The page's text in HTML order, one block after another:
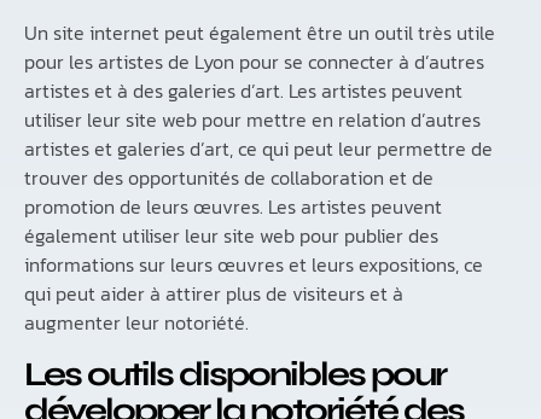
Un site internet peut également être un outil très utile
pour les artistes de Lyon pour se connecter à d’autres
artistes et à des galeries d’art. Les artistes peuvent
utiliser leur site web pour mettre en relation d’autres
artistes et galeries d’art, ce qui peut leur permettre de
trouver des opportunités de collaboration et de
promotion de leurs œuvres. Les artistes peuvent
également utiliser leur site web pour publier des
informations sur leurs œuvres et leurs expositions, ce
qui peut aider à attirer plus de visiteurs et à
augmenter leur notoriété.
Les outils disponibles pour